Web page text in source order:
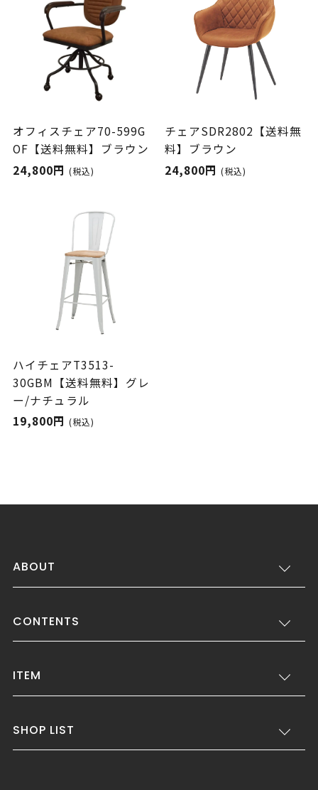
オフィスチェア70-599G
OF【送料無料】ブラウン
24,800円 (税込)
チェアSDR2802【送料無
料】ブラウン
24,800円(税込)
ハイチェアT3513-
30GBM【送料無料】グレ
ー/ナチュラル
19,800円 (税込)
ABOUT
CONTENTS
ITEM
SHOP LIST